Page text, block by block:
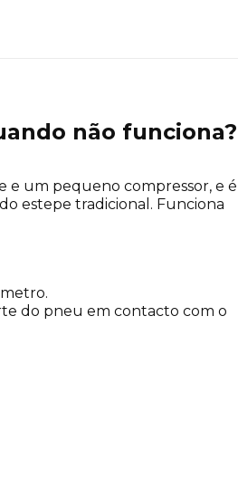
não funciona?
um pequeno compressor, e é
estepe tradicional. Funciona
do pneu em contacto com o